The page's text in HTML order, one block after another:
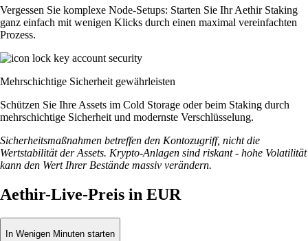
Vergessen Sie komplexe Node-Setups: Starten Sie Ihr Aethir Staking
ganz einfach mit wenigen Klicks durch einen maximal vereinfachten
Prozess.
Mehrschichtige Sicherheit gewährleisten
Schützen Sie Ihre Assets im Cold Storage oder beim Staking durch
mehrschichtige Sicherheit und modernste Verschlüsselung.
Sicherheitsmaßnahmen betreffen den Kontozugriff, nicht die
Wertstabilität der Assets. Krypto-Anlagen sind riskant - hohe Volatilität
kann den Wert Ihrer Bestände massiv verändern.
Aethir-Live-Preis in EUR
In Wenigen Minuten starten